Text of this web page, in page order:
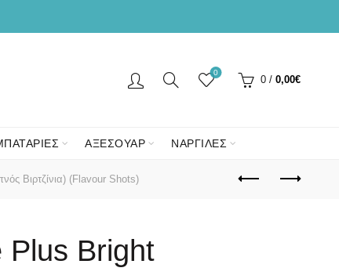
0
0 / 0,00€
ΑΞΕΣΟΥΑΡ ΝΑΡΓΙΛΕΣ
Βιρτζίνια) (Flavour Shots)
Plus Bright